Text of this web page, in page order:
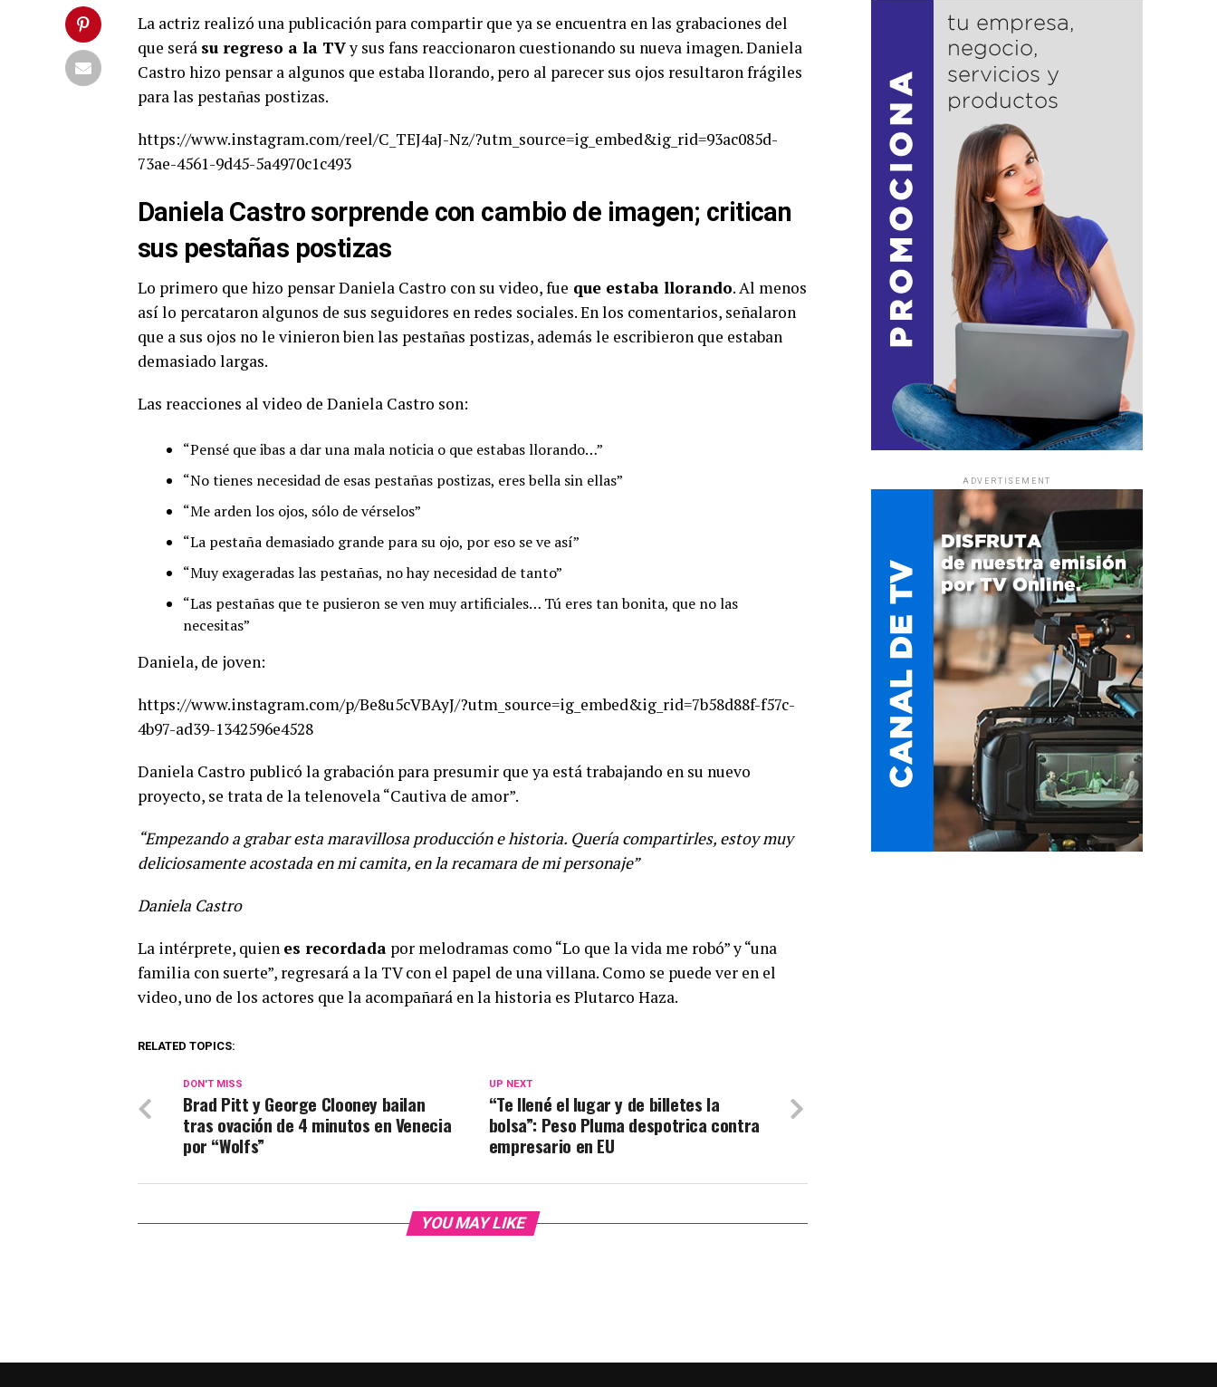
La actriz realizó una publicación para compartir que ya se encuentra en las grabaciones del
que será su regreso a la TVy sus fans reaccionaron cuestionando su nueva imagen. Daniela
Castro hizo pensar a algunos que estaba llorando, pero al parecer sus ojos resultaron frágiles
para las pestañas postizas.
https://www.instagram.com/reel/C_TEJ4aJ-Nz/?utm_source=ig_embed&ig_rid=93ac085d-
73ae-4561-9d45-5a4970c1c493
Daniela Castro sorprende con cambio de imagen; critican
sus pestañas postizas
Lo primero que hizo pensar Daniela Castro con su video, fue que estaba llorando. Al menos
así lo percataron algunos de sus seguidores en redes sociales. En los comentarios, señalaron
que a sus ojos no le vinieron bien las pestañas postizas, además le escribieron que estaban
demasiado largas.
Las reacciones al video de Daniela Castro son:
“Pensé que ibas a dar una mala noticia o que estabas llorando…”
“No tienes necesidad de esas pestañas postizas, eres bella sin ellas”
“Me arden los ojos, sólo de vérselos”
“La pestaña demasiado grande para su ojo, por eso se ve así”
“Muy exageradas las pestañas, no hay necesidad de tanto”
“Las pestañas que te pusieron se ven muy artificiales… Tú eres tan bonita, que no las
necesitas”
Daniela, de joven:
https://www.instagram.com/p/Be8u5cVBAyJ/?utm_source=ig_embed&ig_rid=7b58d88f-f57c-
4b97-ad39-1342596e4528
Daniela Castro publicó la grabación para presumir que ya está trabajando en su nuevo
proyecto, se trata de la telenovela “Cautiva de amor”.
“Empezando a grabar esta maravillosa producción e historia. Quería compartirles, estoy muy
deliciosamente acostada en mi camita, en la recamara de mi personaje”
Daniela Castro
La intérprete, quien es recordada por melodramas como “Lo que la vida me robó” y “una
familia con suerte”, regresará a la TV con el papel de una villana. Como se puede ver en el
video, uno de los actores que la acompañará en la historia es Plutarco Haza.
RELATED TOPICS:
UP NEXT
“Te llené el lugar y de billetes la
bolsa”: Peso Pluma despotrica contra
empresario en EU
DON'T MISS
Brad Pitt y George Clooney bailan
tras ovación de 4 minutos en Venecia
por “Wolfs”
YOU MAY LIKE
ADVERTISEMENT